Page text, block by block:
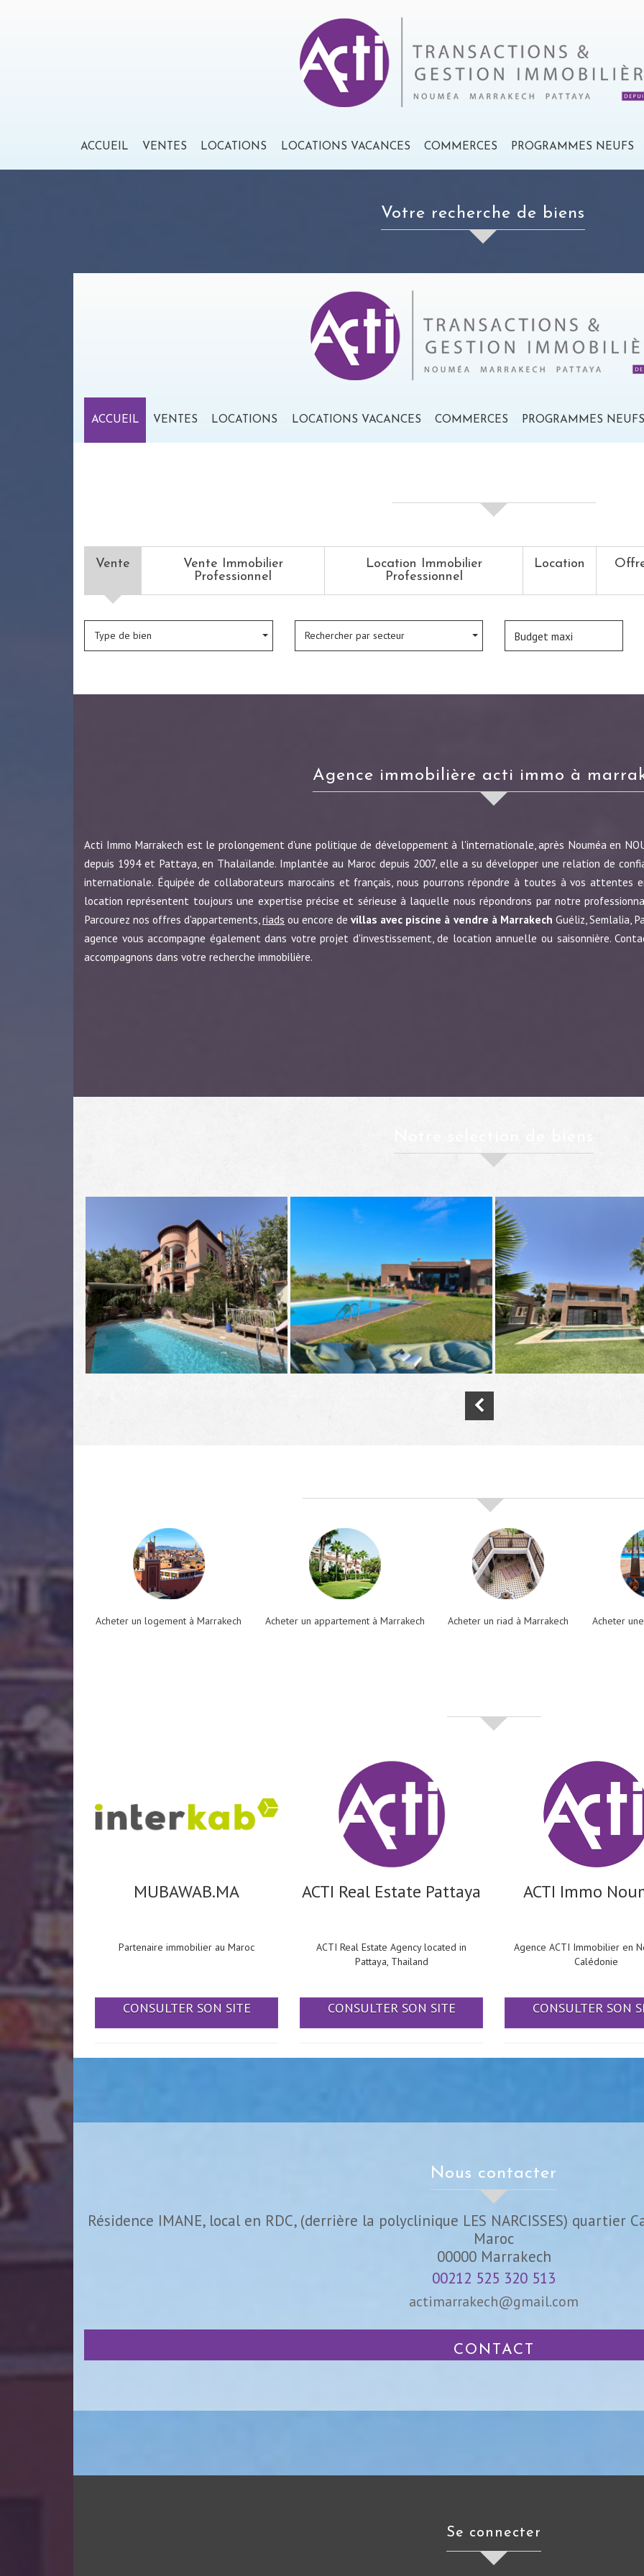
ACCUEIL VENTES LOCATIONS LOCATIONS VACANCES COMMERCES PROGRAMMES NEUFS
votre recherche de biens
ACCUEIL VENTES LOCATIONS LOCATIONS VACANCES COMMERCES PROGRAMMES
Vente
Vente Immobilier
Professionnel
Location Immobilier
Professionnel
Location
Type de bien Rechercher par secteur
agence immobilière acti immo à
Acti Immo Marrakech est le prolongement d'une politique de développement à l'internationale, après Nouméa en
depuis 1994 et Pattaya, en Thalaïlande. Implantée au Maroc depuis 2007, elle a su développer une relation de
internationale. Équipée de collaborateurs marocains et français, nous pourrons répondre à toutes à vos attentes
location représentent toujours une expertise précise et sérieuse à laquelle nous répondrons par notre
Parcourez nos offres d'appartements,riads ou encore devillas avec piscine à vendre à Marrakech Guéliz, Semlalia,
agence vous accompagne également dans votre projet d'investissement, de location annuelle ou saisonnière.
accompagnons dans votre recherche immobilière.
Acheter un logement à Marrakech Acheter un appartement à Marrakech Acheter un riad à Marrakech Acheter
MUBAWAB.MA
Partenaire immobilier au Maroc
CONSULTER SON SITE
ACTI Real Estate Pattaya
ACTI Real Estate Agency located in
Pattaya, Thailand
CONSULTER SON SITE
ACTI Immo
Agence ACTI Immobilier en
Calédonie
CONSULTER SON
nous contacter
Résidence IMANE, local en RDC, (derrière la polyclinique LES NARCISSES) quartier
Maroc
00000 Marrakech
00212 525 320 513
actimarrakech@gmail.com
CONTACT
se connecter